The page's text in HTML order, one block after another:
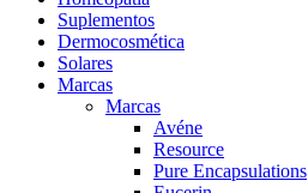
Suplementos
Dermocosmética
Solares
Marcas
Marcas
Avéne
Resource
Pure Encapsulations